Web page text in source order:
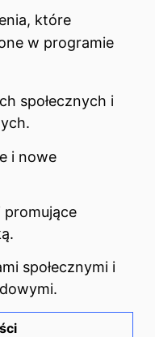
które
w programie
społecznych i
i nowe
promujące
społecznymi i